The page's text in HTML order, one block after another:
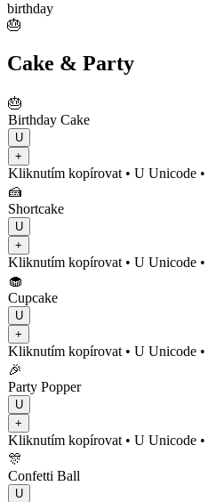
birthday
🎂
Cake & Party
🎂
Birthday Cake
U
+
Kliknutím kopírovat • U Unicode •
🍰
Shortcake
U
+
Kliknutím kopírovat • U Unicode •
🧁
Cupcake
U
+
Kliknutím kopírovat • U Unicode •
🎉
Party Popper
U
+
Kliknutím kopírovat • U Unicode •
🎊
Confetti Ball
U